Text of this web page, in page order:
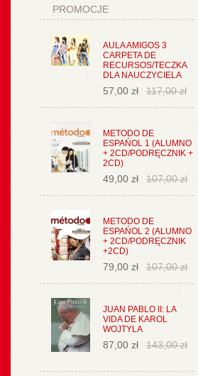
PROMOCJE
AULA AMIGOS 3
CARPETA DE
RECURSOS/TECZKA
DLA NAUCZYCIELA
57,00 zł 117,00 zł
METODO DE
ESPAŃOL 1 (ALUMNO
+ 2CD/PODRĘCZNIK +
2CD)
49,00 zł 107,00 zł
METODO DE
ESPAŃOL 2 (ALUMNO
+ 2CD/PODRĘCZNIK
+2CD)
79,00 zł 107,00 zł
JUAN PABLO II: LA
VIDA DE KAROL
WOJTYLA
87,00 zł 143,00 zł